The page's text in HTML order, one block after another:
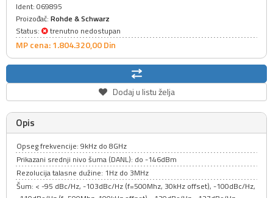
Ident: 069895
Proizođač: Rohde & Schwarz
Status:
trenutno nedostupan
MP cena: 1.804.320,00Din
Dodaj u listu želja
Opis
Opseg frekvencije: 9kHz do 8GHz
Prikazani srednji nivo šuma (DANL): do -146dBm
Rezolucija talasne dužine: 1Hz do 3MHz
Šum: < -95 dBc/Hz, -103dBc/Hz (f=500Mhz, 30kHz offset), -100dBc/Hz,